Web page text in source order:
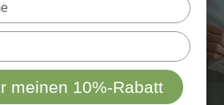
meinen 10%-Rabatt